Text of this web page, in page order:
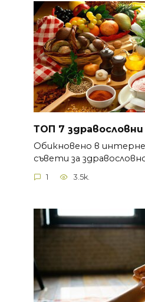
ТОП 7 здравословни
Обикновено в
съвети за
1 3.5k.